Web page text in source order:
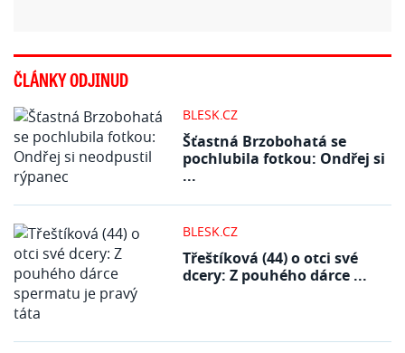
ČLÁNKY ODJINUD
BLESK.CZ
Šťastná Brzobohatá se
pochlubila fotkou: Ondřej si
...
BLESK.CZ
Třeštíková (44) o otci své
dcery: Z pouhého dárce ...